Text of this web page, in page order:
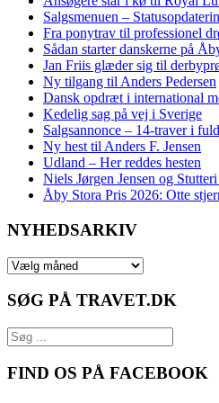
Salgsmenuen –
Fra ponytrav til professionel
Sådan starter danskerne på
Jan Friis glæder sig til
Ny tilgang til Anders Pedersen
Dansk opdræt i international
Kedelig sag på vej i Sverige
Salgsannonce – 14‑traver i
Ny hest til Anders F. Jensen
Udland – Her reddes hesten
Niels Jørgen Jensen og
Åby Stora Pris 2026: Otte
NYHEDSARKIV
NYHEDSARKIV
SØG PÅ TRAVET.DK
FIND OS PÅ FACEBOOK